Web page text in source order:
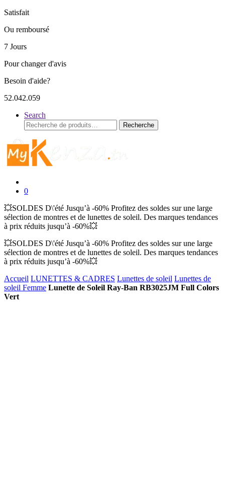
Satisfait
Ou remboursé
7 Jours
Pour changer d'avis
Besoin d'aide?
52.042.059
Search
Recherche
pour :
Recherche
0
💥SOLDES D\'été Jusqu’à -60% Profitez des soldes sur une large
sélection de montres et de lunettes de soleil. Des marques tendances
à prix réduits jusqu’à -60%💥
💥SOLDES D\'été Jusqu’à -60% Profitez des soldes sur une large
sélection de montres et de lunettes de soleil. Des marques tendances
à prix réduits jusqu’à -60%💥
Accueil LUNETTES & CADRES Lunettes de soleil Lunettes de
soleil Femme Lunette de Soleil Ray-Ban RB3025JM Full Colors
Vert